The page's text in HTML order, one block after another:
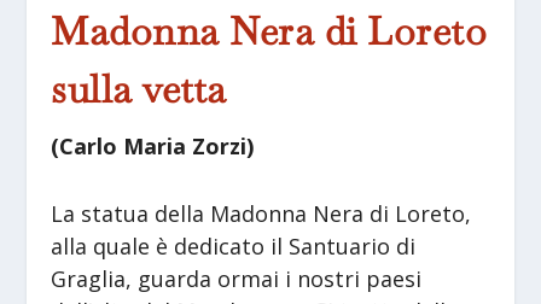
Madonna Nera di Loreto
sulla vetta
(Carlo Maria Zorzi)
La statua della Madonna Nera di Loreto,
alla quale è dedicato il Santuario di
Graglia, guarda ormai i nostri paesi